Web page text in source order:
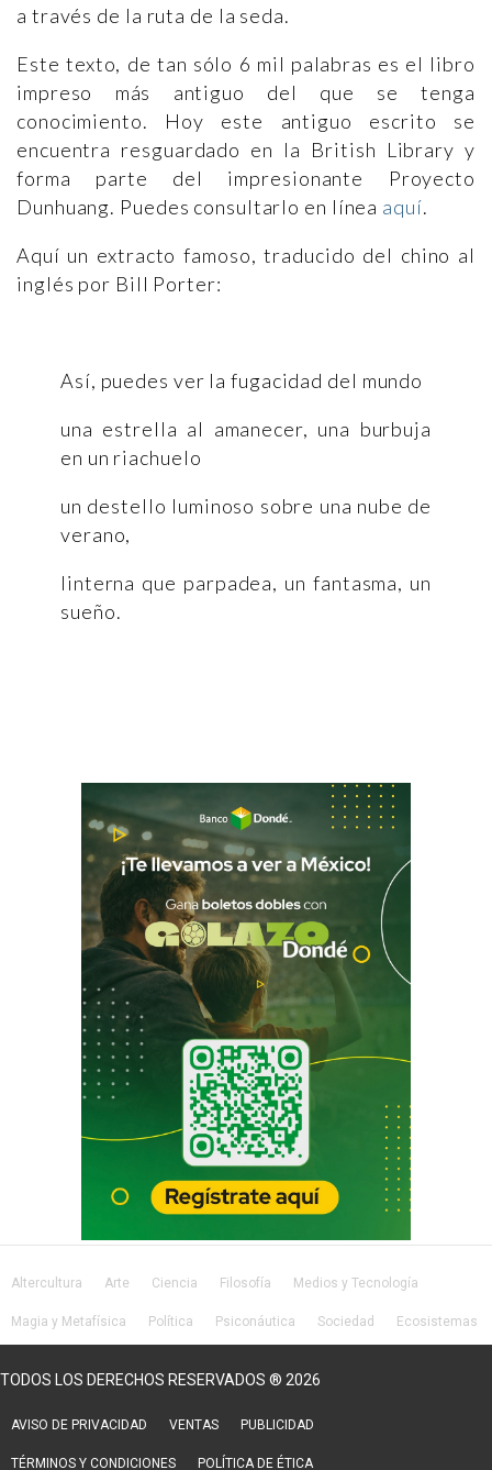
a través de la ruta de la seda.
Este texto, de tan sólo 6 mil palabras es el libro
impreso más antiguo del que se tenga
conocimiento. Hoy este antiguo escrito se
encuentra resguardado en la British Library y
forma parte del impresionante Proyecto
Dunhuang. Puedes consultarlo en línea aquí.
Aquí un extracto famoso, traducido del chino al
inglés por Bill Porter:
Así, puedes ver la fugacidad del mundo
una estrella al amanecer, una burbuja
en un riachuelo
un destello luminoso sobre una nube de
verano,
linterna que parpadea, un fantasma, un
sueño.
Altercultura Arte Ciencia Filosofía Medios y Tecnología
Magia y Metafísica Política Psiconáutica Sociedad Ecosistemas
TODOS LOS DERECHOS RESERVADOS ® 2026
AVISO DE PRIVACIDAD VENTAS PUBLICIDAD
TÉRMINOS Y CONDICIONES POLÍTICA DE ÉTICA